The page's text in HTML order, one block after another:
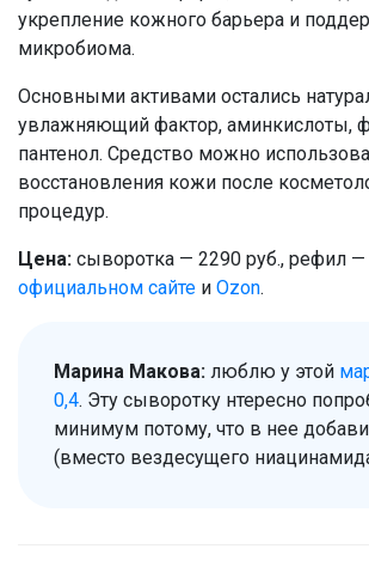
укрепление кожного барьера и
микробиома.
Основными активами остались
увлажняющий фактор, аминкислоты,
пантенол. Средство можно
восстановления кожи после
процедур.
Цена: сыворотка — 2290 руб., рефил —
официальном сайте и Ozon.
Марина Макова: люблю у этой
0,4. Эту сыворотку нтересно
минимум потому, что в нее
(вместо вездесущего